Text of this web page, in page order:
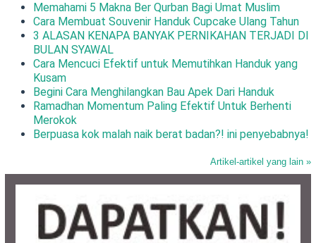
Memahami 5 Makna Ber Qurban Bagi Umat Muslim
Cara Membuat Souvenir Handuk Cupcake Ulang Tahun
3 ALASAN KENAPA BANYAK PERNIKAHAN TERJADI DI
BULAN SYAWAL
Cara Mencuci Efektif untuk Memutihkan Handuk yang
Kusam
Begini Cara Menghilangkan Bau Apek Dari Handuk
Ramadhan Momentum Paling Efektif Untuk Berhenti
Merokok
Berpuasa kok malah naik berat badan?! ini penyebabnya!
Artikel-artikel yang lain »